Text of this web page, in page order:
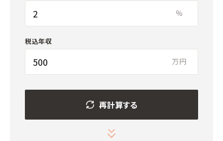
%
税込年収
万円
再計算する